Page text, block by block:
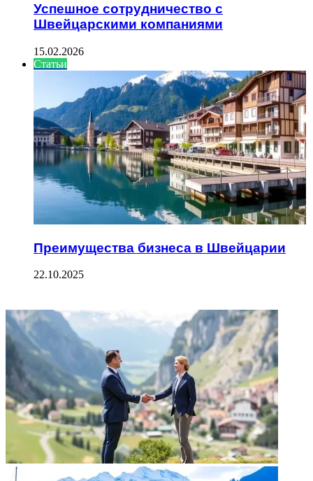
Успешное сотрудничество с
Швейцарскими компаниями
15.02.2026
Статьи
Преимущества бизнеса в Швейцарии
22.10.2025